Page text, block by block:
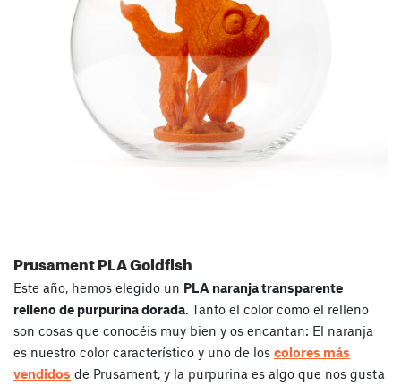
Prusament PLA Goldfish
Este año, hemos elegido un PLA naranja transparente
relleno de purpurina dorada. Tanto el color como el relleno
son cosas que conocéis muy bien y os encantan: El naranja
es nuestro color característico y uno de los colores más
vendidos de Prusament, y la purpurina es algo que nos gusta